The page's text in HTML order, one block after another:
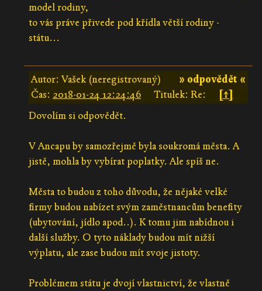
model rodiny,
to vás práve přivede pod křídla větší rodiny -
státu...
» odpovědět «
Autor: Vašek (neregistrovaný)
Čas: 2018-01-24 12:24:46 Titulek: Re:
[↑]
Dovolím si odpovědět.
V Ancapu by samozřejmě byla soukromá města. A
jistě, mohla by vybírat poplatky. Ale spíš ne.
Města to budou z toho důvodu, že nějaké velké
firmy budou nabízet svým zaměstnancům benefity
(ubytování, jídlo apod..). K tomu jim nabídnou i
další služby. O tyto náklady budou mít nižší
výplatu, ale zase budou mít svoje jistoty.
Problémem státu je dvojí vlastnictví, že vlastně